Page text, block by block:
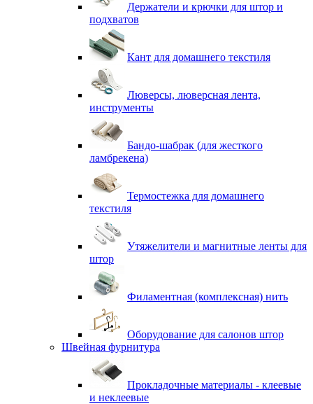
Держатели и крючки для штор и
подхватов
Кант для домашнего текстиля
Люверсы, люверсная лента,
инструменты
Бандо-шабрак (для жесткого
ламбрекена)
Термостежка для домашнего
текстиля
Утяжелители и магнитные ленты для
штор
Филаментная (комплексная) нить
Оборудование для салонов штор
Швейная фурнитура
Прокладочные материалы - клеевые
и неклеевые